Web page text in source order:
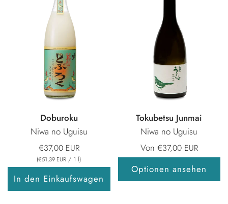
Doburoku
Niwa no Uguisu
€37,00 EUR
(€51,39 EUR / 1 l)
In den Einkaufswagen
Tokubetsu Junmai
Niwa no Uguisu
Von €37,00 EUR
Optionen ansehen